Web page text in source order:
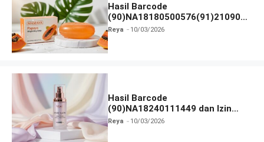
Hasil Barcode
(90)NA18180500576(91)210906
dan Izin BPOM
Reya 10/03/2026
Hasil Barcode
(90)NA18240111449 dan Izin
BPOM
Reya 10/03/2026